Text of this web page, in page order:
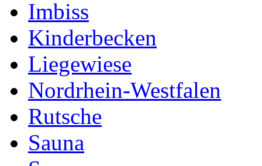
Imbiss
Kinderbecken
Liegewiese
Nordrhein-Westfalen
Rutsche
Sauna